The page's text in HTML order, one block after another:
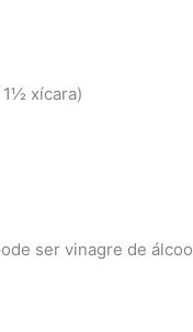
1½ xícara)
ser vinagre de